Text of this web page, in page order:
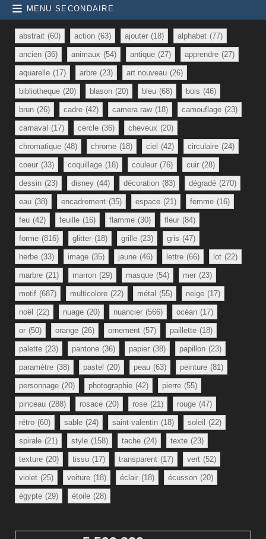
MENU SECONDAIRE
abstrait (60) action (63) ajouter (18) alphabet (77)
ancien (36) animaux (54) antique (27) apprendre (27)
aquarelle (17) arbre (23) art nouveau (26)
bibliotheque (20) blason (20) bleu (68) bois (46)
brun (26) cadre (42) camera raw (18) camouflage (23)
carnaval (17) cercle (36) cheveux (20)
chromatique (48) chrome (18) ciel (42) circulaire (24)
coeur (33) coquillage (18) couleur (76) cuir (28)
dessin (23) disney (44) décoration (83) dégradé (270)
eau (38) encadrement (35) espace (21) femme (16)
feu (42) feuille (16) flamme (30) fleur (84)
forme (816) glitter (18) grille (23) gris (47)
herbe (33) image (35) jaune (46) lettre (66) lot (22)
marbre (21) marron (29) masque (54) mer (23)
motif (687) multicolore (22) métal (55) neige (17)
noël (22) nuage (20) nuancier (566) océan (17)
or (50) orange (26) ornement (57) paillette (18)
palette (23) pantone (36) papier (38) papillon (23)
paramètre (38) pastel (20) peau (63) peinture (81)
personnage (20) photographie (42) pierre (55)
pinceau (288) rosace (20) rose (21) rouge (47)
rétro (60) sable (24) saint-valentin (18) soleil (22)
spirale (21) style (158) tache (24) texte (23)
texture (20) tissu (17) transparent (17) vert (52)
violet (25) voiture (18) éclair (18) écusson (20)
égypte (29) étoile (28)